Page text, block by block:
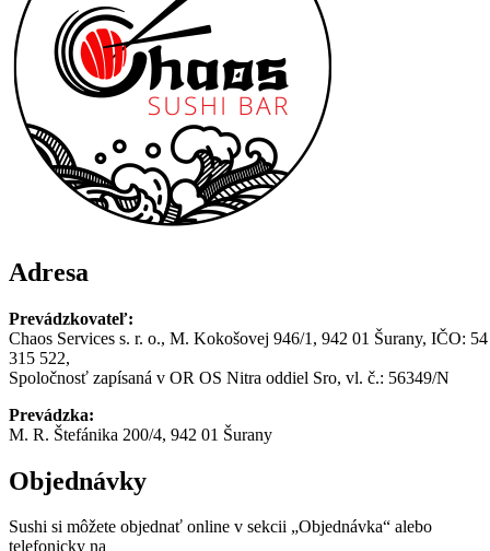
Adresa
Prevádzkovateľ:
Chaos Services s. r. o., M. Kokošovej 946/1, 942 01 Šurany, IČO: 54
315 522,
Spoločnosť zapísaná v OR OS Nitra oddiel Sro, vl. č.: 56349/N
Prevádzka:
M. R. Štefánika 200/4, 942 01 Šurany
Objednávky
Sushi si môžete objednať online v sekcii „Objednávka“ alebo
telefonicky na